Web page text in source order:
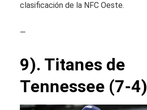
clasificación de la NFC Oeste.
—
9). Titanes de
Tennessee (7-4)